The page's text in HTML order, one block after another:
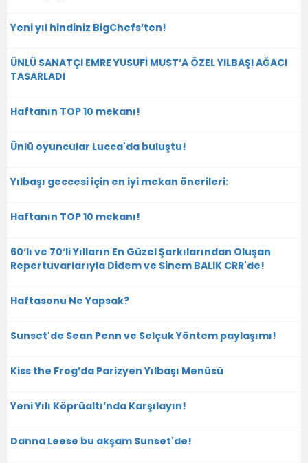
Yeni yıl hindiniz BigChefs’ten!
ÜNLÜ SANATÇI EMRE YUSUFİ MUST’A ÖZEL YILBAŞI AĞACI
TASARLADI
Haftanın TOP 10 mekanı!
Ünlü oyuncular Lucca'da buluştu!
Yılbaşı geccesi için en iyi mekan önerileri:
Haftanın TOP 10 mekanı!
60‘lı ve 70‘li Yılların En Güzel Şarkılarından Oluşan
Repertuvarlarıyla Didem ve Sinem BALIK CRR'de!
Haftasonu Ne Yapsak?
Sunset'de Sean Penn ve Selçuk Yöntem paylaşımı!
Kiss the Frog’da Parizyen Yılbaşı Menüsü
Yeni Yılı Köprüaltı’nda Karşılayın!
Danna Leese bu akşam Sunset'de!